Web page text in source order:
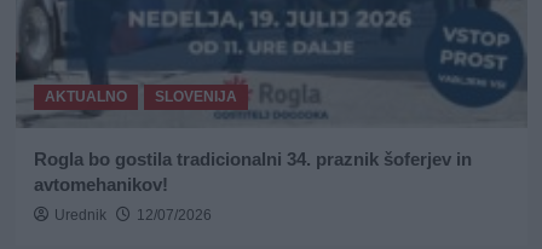
AKTUALNO SLOVENIJA
Rogla bo gostila tradicionalni 34. praznik šoferjev in
avtomehanikov!
Urednik 12/07/2026